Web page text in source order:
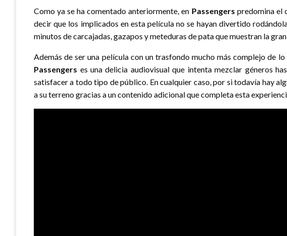
Como ya se ha comentado anteriormente, en Passengers predomina el
decir que los implicados en esta película no se hayan divertido
minutos de carcajadas, gazapos y meteduras de pata que muestran la
Además de ser una película con un trasfondo mucho más complejo de
Passengers es una delicia audiovisual que intenta mezclar géneros
satisfacer a todo tipo de público. En cualquier caso, por si todavía hay
a su terreno gracias a un contenido adicional que completa esta